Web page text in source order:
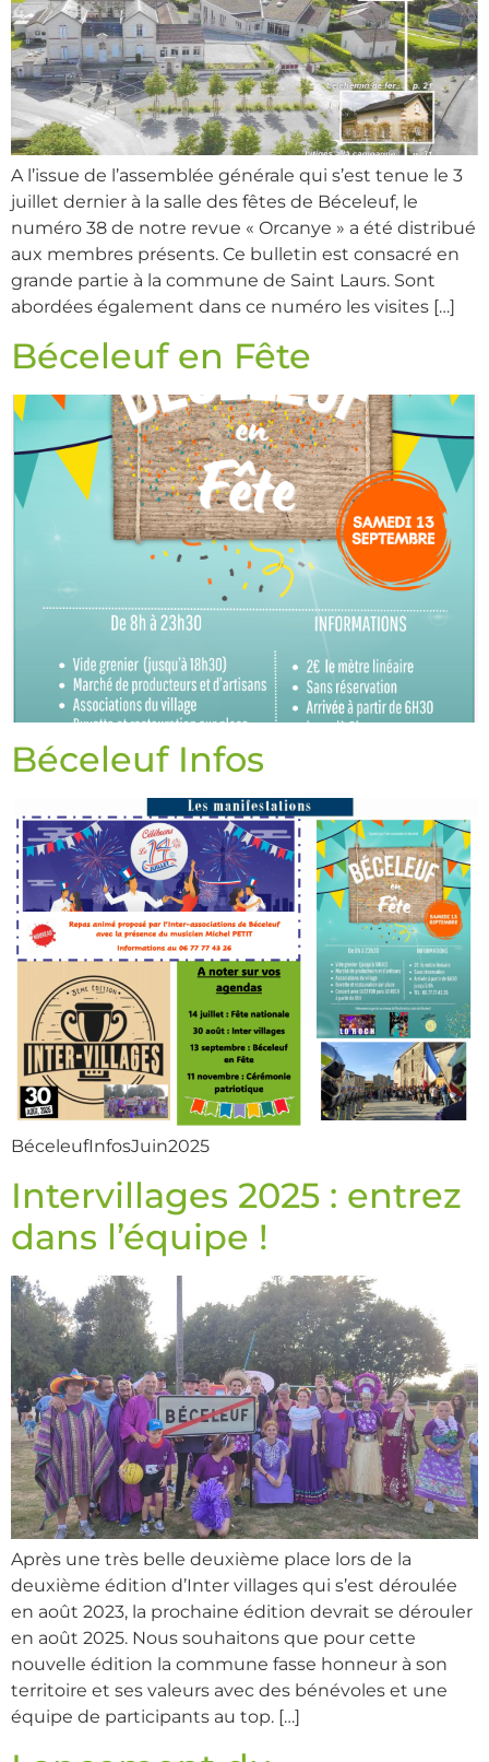
A l’issue de l’assemblée générale qui s’est tenue le 3
juillet dernier à la salle des fêtes de Béceleuf, le
numéro 38 de notre revue « Orcanye » a été distribué
aux membres présents. Ce bulletin est consacré en
grande partie à la commune de Saint Laurs. Sont
abordées également dans ce numéro les visites […]
Béceleuf en Fête
Béceleuf Infos
BéceleufInfosJuin2025
Intervillages 2025 : entrez
dans l’équipe !
Après une très belle deuxième place lors de la
deuxième édition d’Inter villages qui s’est déroulée
en août 2023, la prochaine édition devrait se dérouler
en août 2025. Nous souhaitons que pour cette
nouvelle édition la commune fasse honneur à son
territoire et ses valeurs avec des bénévoles et une
équipe de participants au top. […]